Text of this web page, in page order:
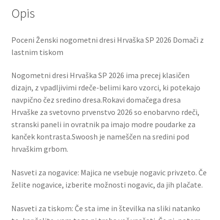
Opis
Poceni Ženski nogometni dresi Hrvaška SP 2026 Domači z
lastnim tiskom
Nogometni dresi Hrvaška SP 2026 ima precej klasičen
dizajn, z vpadljivimi rdeče-belimi karo vzorci, ki potekajo
navpično čez sredino dresa.Rokavi domačega dresa
Hrvaške za svetovno prvenstvo 2026 so enobarvno rdeči,
stranski paneli in ovratnik pa imajo modre poudarke za
kanček kontrasta.Swoosh je nameščen na sredini pod
hrvaškim grbom.
Nasveti za nogavice: Majica ne vsebuje nogavic privzeto. Če
želite nogavice, izberite možnosti nogavic, da jih plačate.
Nasveti za tiskom: Če sta ime in številka na sliki natanko